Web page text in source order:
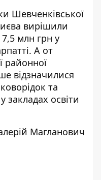
Шевченківської
вирішили
7,5 млн грн у
А от
районної
відзначилися
та
закладах освіти
Магланович